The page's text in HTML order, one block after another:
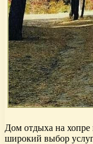
Дом отдыха на хопре
широкий выбор